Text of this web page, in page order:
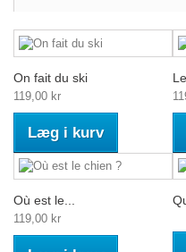
On fait du ski
119,00 kr
Læg i kurv
Où est le...
119,00 kr